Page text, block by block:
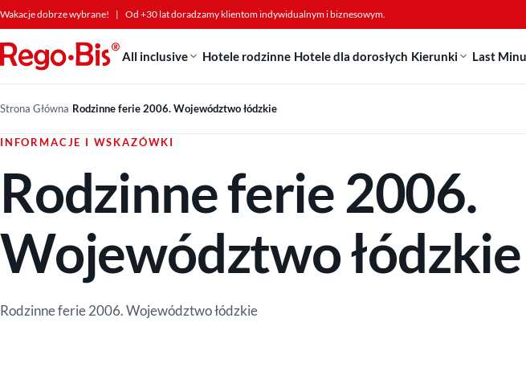
Przejdź do treści
Wakacje dobrze wybrane! | Od +30 lat doradzamy klientom indywidualnym i biznesowym.
All inclusive Hotele rodzinne Hotele dla dorosłych Kierunki Last
Strona Główna›Rodzinne ferie 2006. Województwo łódzkie
INFORMACJE I WSKAZÓWKI
Rodzinne ferie 2006.
Województwo łódzkie
Rodzinne ferie 2006. Województwo łódzkie